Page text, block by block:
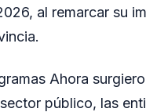
al remarcar su
Ahora
público, las